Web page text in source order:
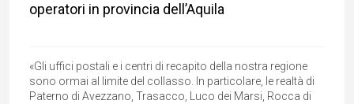
operatori in provincia dell’Aquila
«Gli uffici postali e i centri di recapito della nostra regione
sono ormai al limite del collasso. In particolare, le realtà di
Paterno di Avezzano, Trasacco, Luco dei Marsi, Rocca di